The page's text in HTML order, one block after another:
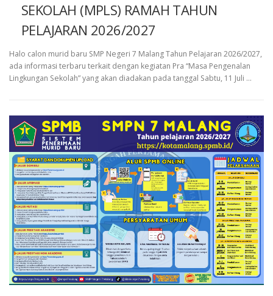
SEKOLAH (MPLS) RAMAH TAHUN
PELAJARAN 2026/2027
Halo calon murid baru SMP Negeri 7 Malang Tahun Pelajaran 2026/2027,
ada informasi terbaru terkait dengan kegiatan Pra “Masa Pengenalan
Lingkungan Sekolah” yang akan diadakan pada tanggal Sabtu, 11 Juli …